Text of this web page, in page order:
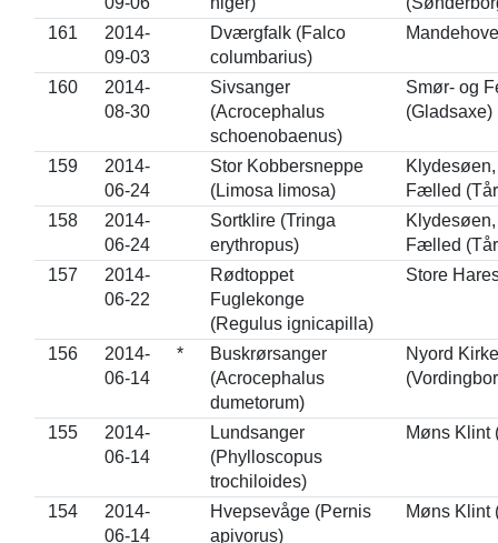
161
2014-
09-03
Dværgfalk (Falco
columbarius)
160
2014-
08-30
Sivsanger
(Acrocephalus
schoenobaenus)
Smør- og
(Gladsaxe)
159
2014-
06-24
Stor Kobbersneppe
(Limosa limosa)
Fælled
158
2014-
06-24
Sortklire (Tringa
erythropus)
Fælled
157
2014-
06-22
Rødtoppet
Fuglekonge
(Regulus ignicapilla)
Store
156
2014-
06-14
*
Buskrørsanger
(Acrocephalus
dumetorum)
Nyord
155
2014-
06-14
Lundsanger
(Phylloscopus
trochiloides)
Møns Klint
154
2014-
06-14
Hvepsevåge (Pernis
apivorus)
Møns Klint